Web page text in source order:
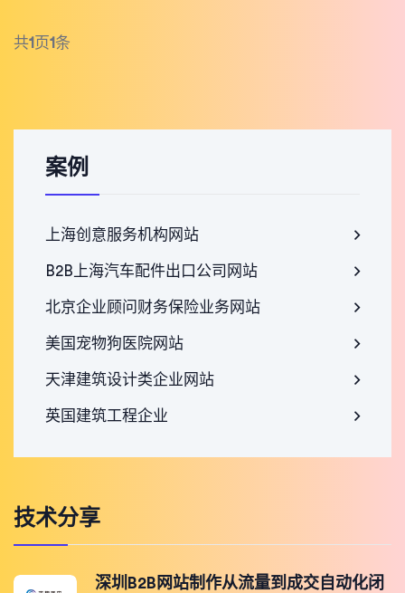
共1 页1条
案例
上海创意服务机构网站
B2B上海汽车配件出口公司网站
北京企业顾问财务保险业务网站
美国宠物狗医院网站
天津建筑设计类企业网站
英国建筑工程企业
技术分享
深圳B2B网站制作从流量到成交自动化闭